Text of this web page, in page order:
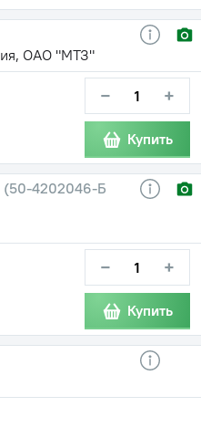
ОАО "МТЗ"
− +
Купить
4202046-Б
− +
Купить